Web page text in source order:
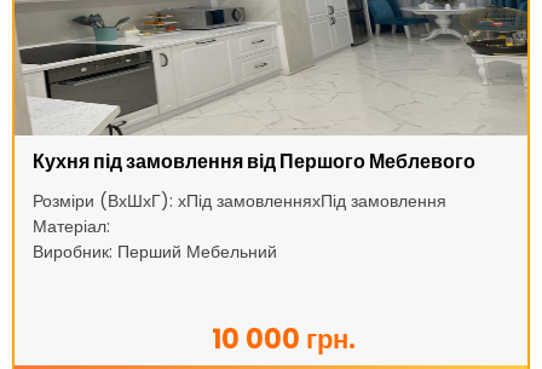
Кухня під замовлення від Першого Меблевого
Розміри (ВхШхГ): хПід замовленняхПід замовлення
Матеріал:
Виробник: Перший Мебельний
10 000 грн.